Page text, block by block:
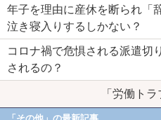
年子を理由に産休を断られ
泣き寝入りするしかない？
コロナ禍で危惧される派遣
されるの？
「労働ト